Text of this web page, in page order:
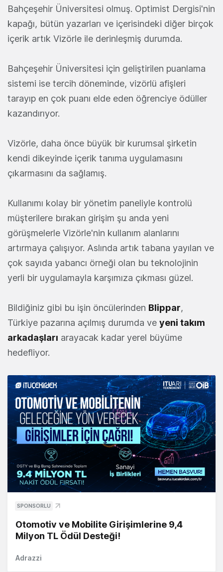
Bahçeşehir Üniversitesi olmuş. Optimist Dergisi'nin
kapağı, bütün yazarları ve içerisindeki diğer birçok
içerik artık Vizörle ile derinleşmiş durumda.
Bahçeşehir Üniversitesi için geliştirilen puanlama
sistemi ise tercih döneminde, vizörlü afişleri
tarayıp en çok puanı elde eden öğrenciye ödüller
kazandırıyor.
Vizörle, daha önce büyük bir kurumsal şirketin
kendi dikeyinde içerik tanıma uygulamasını
çıkarmasını da sağlamış.
Kullanımı kolay bir yönetim paneliyle kontrolü
müşterilere bırakan girişim şu anda yeni
görüşmelerle Vizörle'nin kullanım alanlarını
artırmaya çalışıyor. Aslında artık tabana yayılan ve
çok sayıda yabancı örneği olan bu teknolojinin
yerli bir uygulamayla karşımıza çıkması güzel.
Bildiğiniz gibi bu işin öncülerinden Blippar,
Türkiye pazarına açılmış durumda ve yeni takım
arkadaşları arayacak kadar yerel büyüme
hedefliyor.
SPONSORLU
Otomotiv ve Mobilite Girişimlerine 9,4
Milyon TL Ödül Desteği!
Adrazzi